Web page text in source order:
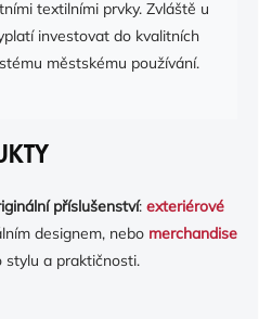
textilními prvky. Zvláště u
investovat do kvalitních
městskému používání.
příslušenství: exteriérové
designem, nebo merchandise
stylu a praktičnosti.